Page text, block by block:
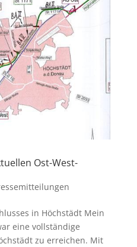
Ost-West-
in Höchstädt Mein
eine vollständige
zu erreichen. Mit